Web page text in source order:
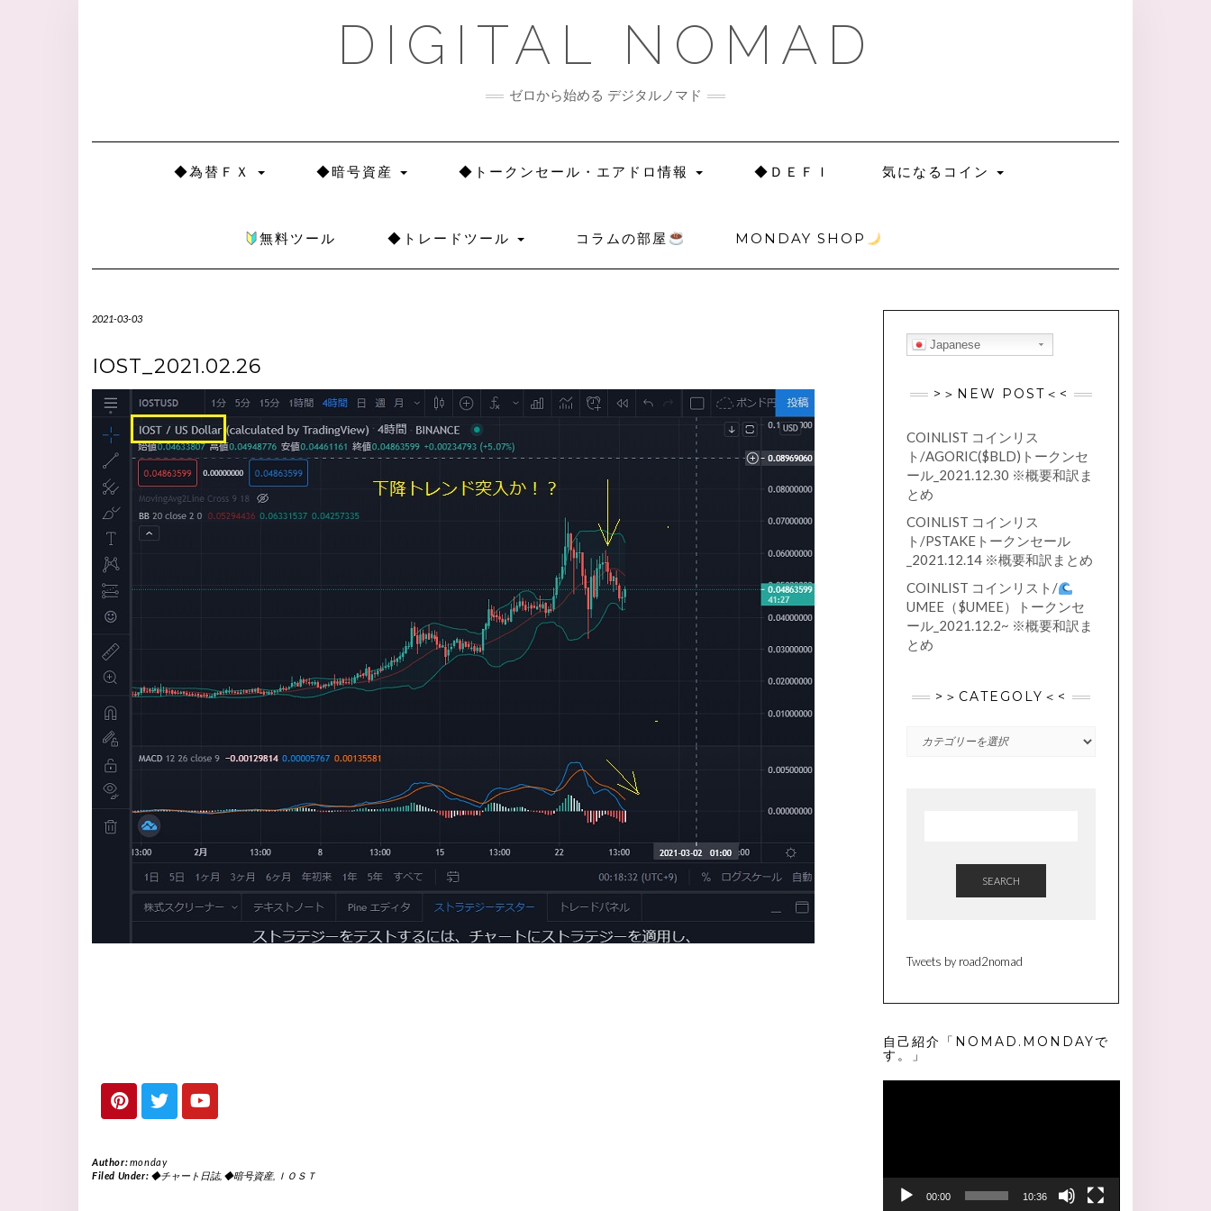
DIGITAL NOMAD
ゼロから始める デジタルノマド
◆為替ＦＸ ◆暗号資産 ◆トークンセール・エアドロ情報 ◆ＤＥＦＩ 気になるコイン
無料ツール ◆トレードツール コラムの部屋 MONDAY SHOP
2021-03-03
IOST_2021.02.26
Author:monday
Filed Under: ◆チャート日誌, ◆暗号資産, ＩＯＳＴ
Japanese
>＞NEW POST＜<
COINLIST コインリス
ト/AGORIC($BLD)トークンセ
ール_2021.12.30 ※概要和訳ま
とめ
COINLIST コインリス
ト/PSTAKEトークンセール
_2021.12.14 ※概要和訳まとめ
COINLIST コインリスト/
UMEE（$UMEE）トークンセ
ール_2021.12.2~ ※概要和訳ま
とめ
>＞CATEGOLY＜<
SEARCH
Tweets by road2nomad
自己紹介「NOMAD.MONDAYで
す。」
00:00 10:36